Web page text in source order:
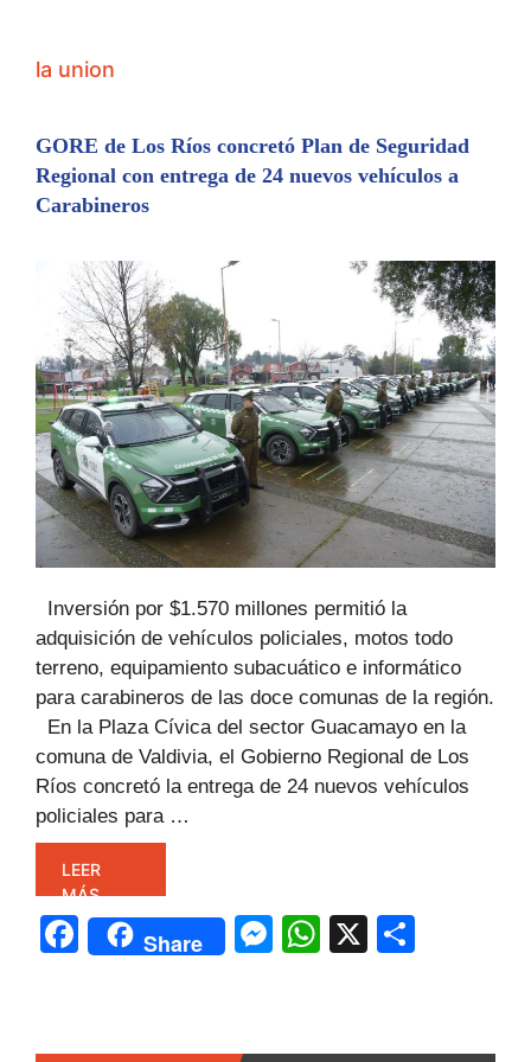
la union
GORE de Los Ríos concretó Plan de Seguridad
Regional con entrega de 24 nuevos vehículos a
Carabineros
Inversión por $1.570 millones permitió la
adquisición de vehículos policiales, motos todo
terreno, equipamiento subacuático e informático
para carabineros de las doce comunas de la región.
En la Plaza Cívica del sector Guacamayo en la
comuna de Valdivia, el Gobierno Regional de Los
Ríos concretó la entrega de 24 nuevos vehículos
policiales para …
LEER
MÁS
F
a
e
Share
M
s
W
s
X
p